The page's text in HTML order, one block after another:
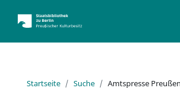
Startseite Suche Amtspresse